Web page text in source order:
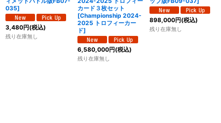
035]
3,480円(税込)
残り在庫無し
カード３枚セット
[Championship 2024-
2025 トロフィーカー
ド]
6,580,000円(税込)
残り在庫無し
898,000円(税込)
残り在庫無し